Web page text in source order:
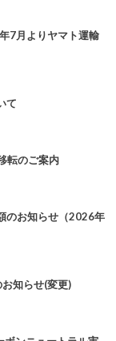
7月よりヤマト運輸
て
転のご案内
のお知らせ（2026年
知らせ(変更)